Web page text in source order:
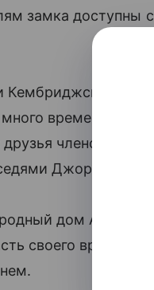
замка доступны
Кембриджских
времени. В
членов
Джорджа
дом Анмер-
своего времени.